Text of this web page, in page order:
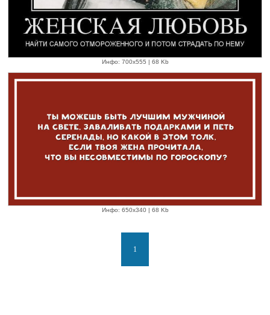
Инфо: 700х555 | 68 Kb
Инфо: 650х340 | 68 Kb
1